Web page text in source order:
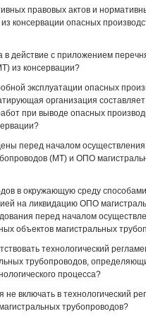
правовых актов и
консервации опасных
в действие с приложением
из консервации?
эксплуатации опасных
организация
при выводе опасных
перед началом
(МТ) и ОПО
в окружающую среду
на ликвидацию ОПО
перед началом
объектов магистральных
технологический
трубопроводов,
процесса?
не включать в технологический
трубопроводов?